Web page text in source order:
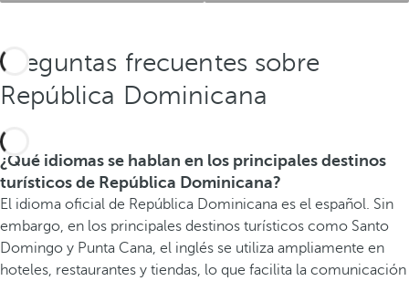
Preguntas frecuentes sobre
República Dominicana
¿Qué idiomas se hablan en los principales destinos
turísticos de República Dominicana?
El idioma oficial de República Dominicana es el español. Sin
embargo, en los principales destinos turísticos como Santo
Domingo y Punta Cana, el inglés se utiliza ampliamente en
hoteles, restaurantes y tiendas, lo que facilita la comunicación